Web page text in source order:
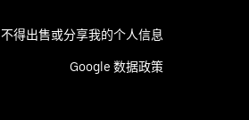
不得出售或分享我的个人信息
Google 数据政策